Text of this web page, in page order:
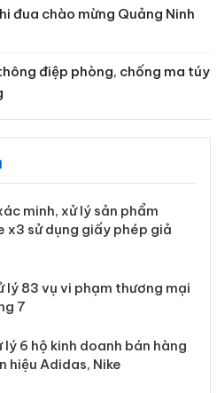
đua chào mừng Quảng Ninh
điệp phòng, chống ma túy
minh, xử lý sản phẩm
x3 sử dụng giấy phép giả
lý 83 vụ vi phạm thương
tháng 7